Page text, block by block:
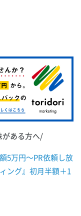
がある方へ/
5万円～PR依頼し放
ング』初月半額＋1